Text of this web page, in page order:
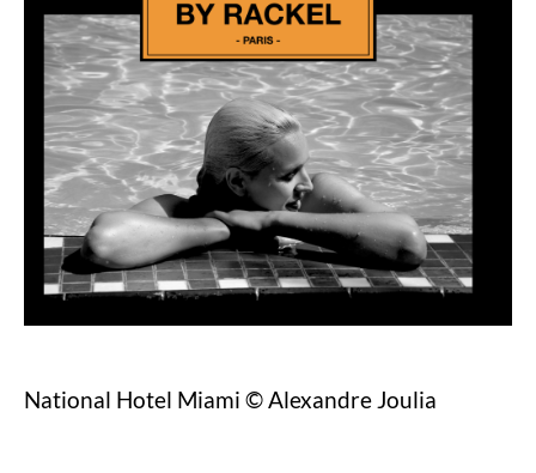
National Hotel Miami © Alexandre Joulia